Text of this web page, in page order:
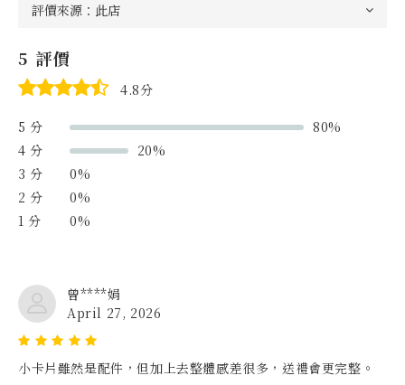
5 評價
4.8分
5 分
80%
4 分
20%
3 分
0%
2 分
0%
1 分
0%
曾****娟
April 27, 2026
小卡片雖然是配件，但加上去整體感差很多，送禮會更完整。